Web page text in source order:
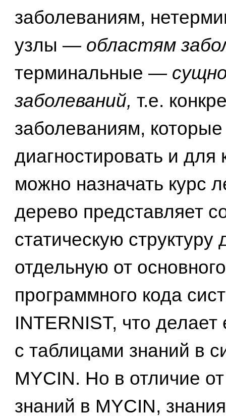
заболеваниям,
узлы — областям
терминальные —
заболеваний, т.е.
заболеваниям,
диагностировать и для
можно назначать курс
дерево представляет
статическую структуру
отдельную от основного
программного кода
INTERNIST, что
с таблицами знаний в
MYCIN. Но в отличие
знаний в MYCIN,